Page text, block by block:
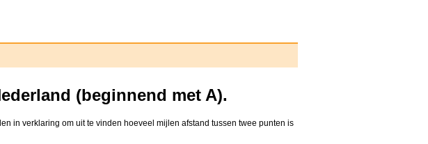
(beginnend met A).
in verklaring om uit te vinden hoeveel mijlen afstand tussen twee punten is